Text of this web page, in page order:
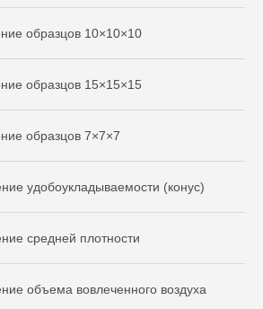
образцов 10×10×10
образцов 15×15×15
образцов 7×7×7
удобоукладываемости (конус)
средней плотности
объема вовлеченного воздуха